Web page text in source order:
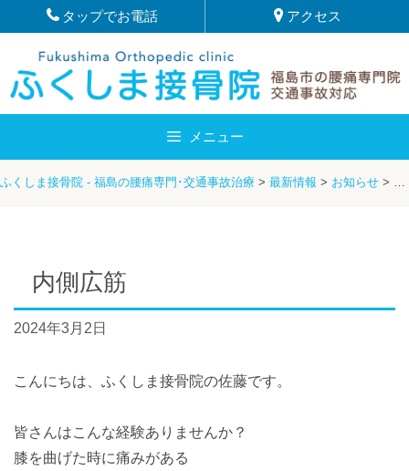
to
content
タップでお電話 アクセス
メニュー
ふくしま接骨院 - 福島の腰痛専門･交通事故治療 > 最新情報 > お知らせ > 内
内側広筋
2024年3月2日
こんにちは、ふくしま接骨院の佐藤です。
皆さんはこんな経験ありませんか？
膝を曲げた時に痛みがある